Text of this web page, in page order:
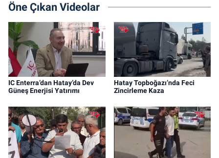
Öne Çıkan Videolar
IC Enterra’dan Hatay’da Dev
Güneş Enerjisi Yatırımı
Hatay Topboğazı’nda Feci
Zincirleme Kaza